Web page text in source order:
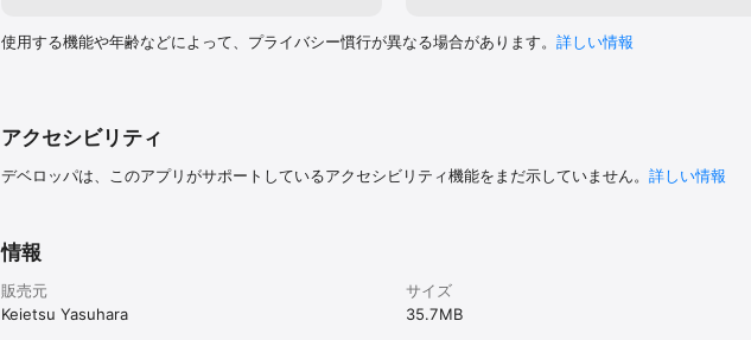
使用する機能や年齢などによって、プライバシー慣行が異なる場合があります。 詳しい情報
アクセシビリティ
デベロッパは、このアプリがサポートしているアクセシビリティ機能をまだ示していません。 詳しい情報
情報
販売元
Keietsu Yasuhara
サイズ
35.7 MB